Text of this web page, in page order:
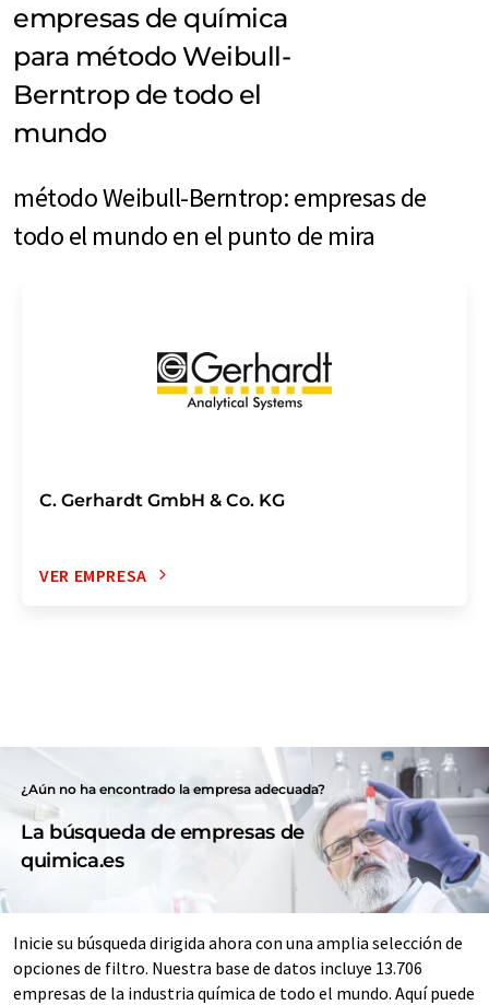
empresas de química
para método Weibull-
Berntrop de todo el
mundo
método Weibull-Berntrop: empresas de
todo el mundo en el punto de mira
C. Gerhardt GmbH & Co. KG
VER EMPRESA
¿Aún no ha encontrado la empresa adecuada?
La búsqueda de empresas de
quimica.es
Inicie su búsqueda dirigida ahora con una amplia selección de
opciones de filtro. Nuestra base de datos incluye 13.706
empresas de la industria química de todo el mundo. Aquí puede